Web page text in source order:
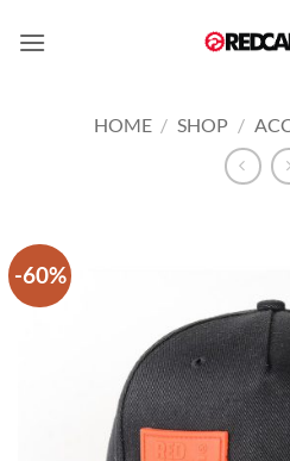
HOME / SHOP /
-60%